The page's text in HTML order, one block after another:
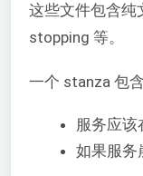
这些文件包含
stopping 等。
一个 stanza 包
服务应
如果服务